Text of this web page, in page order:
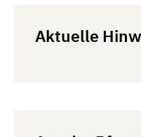
Aktuelle